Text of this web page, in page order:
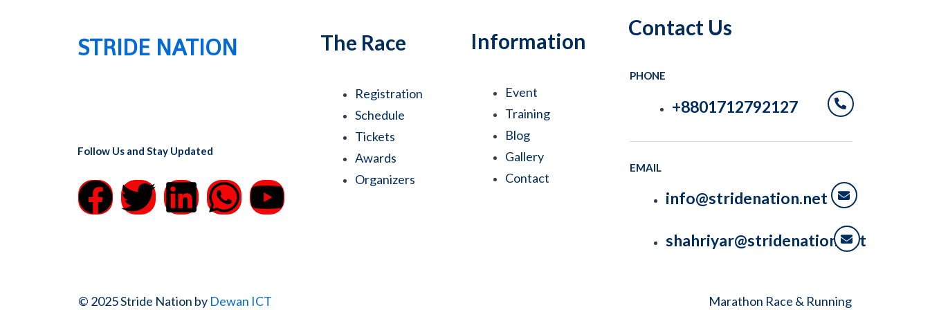
STRIDE NATION
Follow Us and Stay Updated
F
e
T
t
L
k
W
t
Y
t
The Race
Registration
Schedule
Tickets
Awards
Organizers
Information
Event
Training
Blog
Gallery
Contact
Contact Us
PHONE
+8801712792127
EMAIL
info@stridenation.net
shahriyar@stridenation.net
© 2025 Stride Nation by Dewan ICT Marathon Race & Running